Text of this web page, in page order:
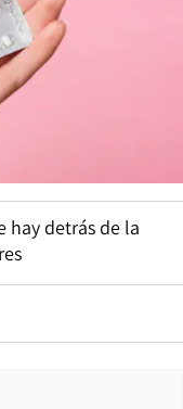
hay detrás de la